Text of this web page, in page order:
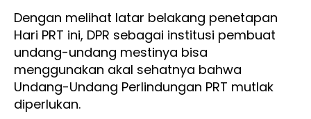
Dengan melihat latar belakang penetapan
Hari PRT ini, DPR sebagai institusi pembuat
undang-undang mestinya bisa
menggunakan akal sehatnya bahwa
Undang-Undang Perlindungan PRT mutlak
diperlukan.